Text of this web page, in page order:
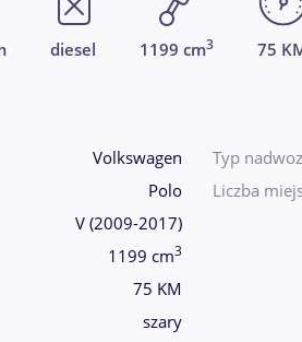
diesel 1199 cm3 75
Volkswagen
Polo
V (2009-2017)
1199 cm3
75 KM
szary
Typ
Liczba